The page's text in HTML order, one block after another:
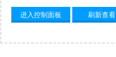
进入控制面板
刷新查看